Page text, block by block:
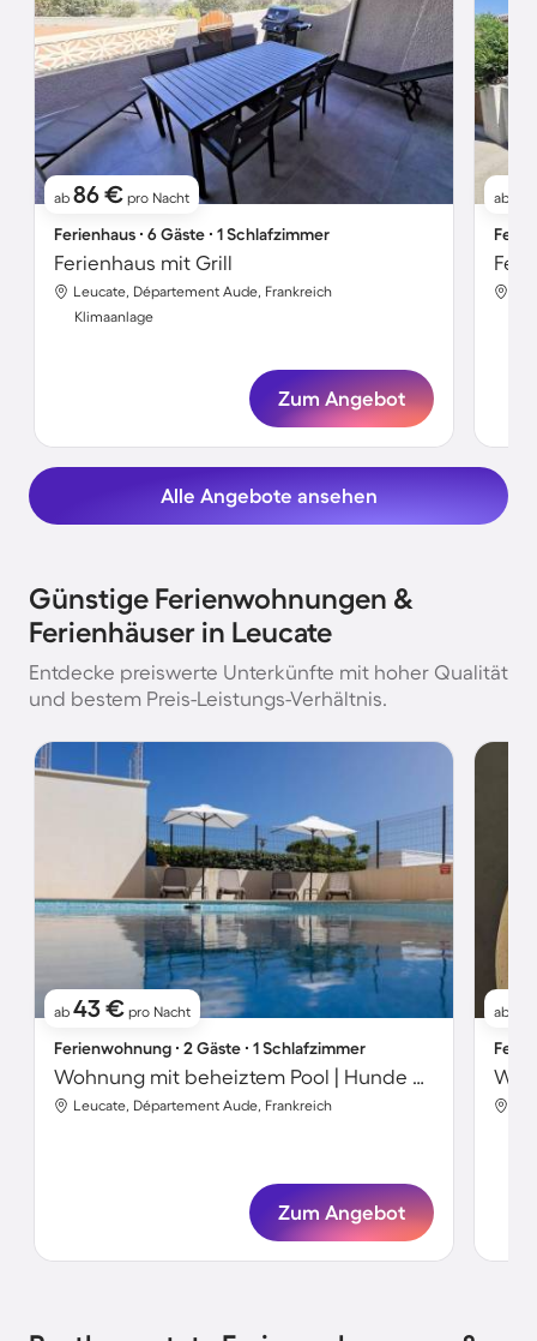
ab 86 € pro Nacht
Ferienhaus ∙ 6 Gäste ∙ 1 Schlafzimmer
Ferienhaus mit Grill
Leucate, Département Aude, Frankreich
Klimaanlage
Zum Angebot
ab
Alle Angebote ansehen
Günstige Ferienwohnungen &
Ferienhäuser in Leucate
Entdecke preiswerte Unterkünfte mit hoher Qualität
und bestem Preis-Leistungs-Verhältnis.
ab 43 € pro Nacht
Ferienwohnung ∙ 2 Gäste ∙ 1 Schlafzimmer
Wohnung mit beheiztem Pool | Hunde erlaubt
Leucate, Département Aude, Frankreich
Zum Angebot
ab